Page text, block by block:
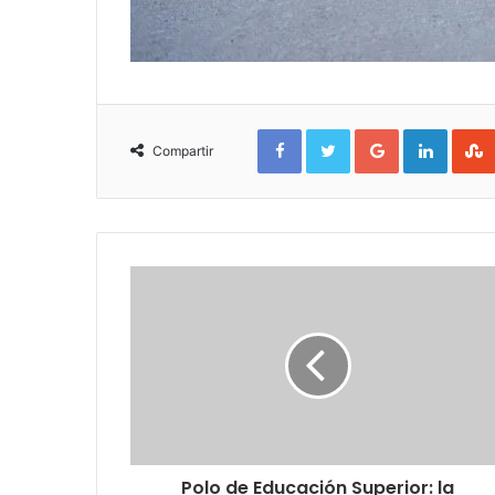
Compartir
FacebookTwitterGoogle+
Polo de Educación Superior: la